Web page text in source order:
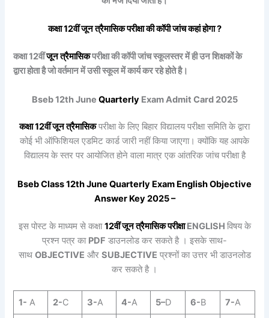
कक्षा 12वींजून त्रैमासिकपरीक्षा की कॉपी जांच कहां होगा ?
कक्षा 12वींजून त्रैमासिकपरीक्षा की कॉपी जांच स्कूलस्तर में ही उन शिक्षकों के
द्वारा होता है जो वर्तमान में उसी स्कूल में कार्य कर रहे होते है।
Bseb 12th June QuarterlyExam Admit Card 2025
कक्षा 12वींजून त्रैमासिकपरीक्षा के लिए बिहार विद्यालय परीक्षा समिति के द्वारा
कोई भी ऑफिशियल एडमिट कार्ड जारी नहीं किया जाएगा। क्योंकि यह आपके
विद्यालय के स्तर पर आयोजित होने वाला मात्र एक आंतरिक जांच परीक्षा है
Bseb Class 12th June Quarterly Exam EnglishObjective
Answer Key 2025 –
इस पोस्ट के माध्यम से कक्षा12वींजून त्रैमासिकपरीक्षाENGLISH विषय के
प्रश्न पत्र का PDF डाउनलोड कर सकते है । इसके साथ-
साथ OBJECTIVE और SUBJECTIVE प्रश्नों का उत्तर भी डाउनलोड
कर सकते है ।
1- A 2-C 3-A 4-A 5–D 6-B 7-A